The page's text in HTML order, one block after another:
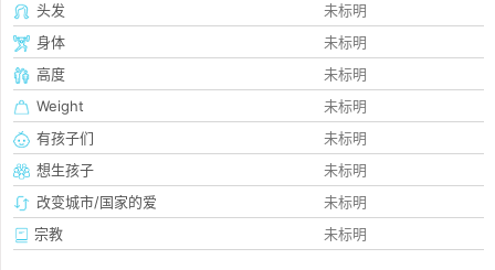
头发
未标明
身体
未标明
高度
未标明
Weight
未标明
有孩子们
未标明
想生孩子
未标明
改变城市/国家的爱
未标明
宗教
未标明